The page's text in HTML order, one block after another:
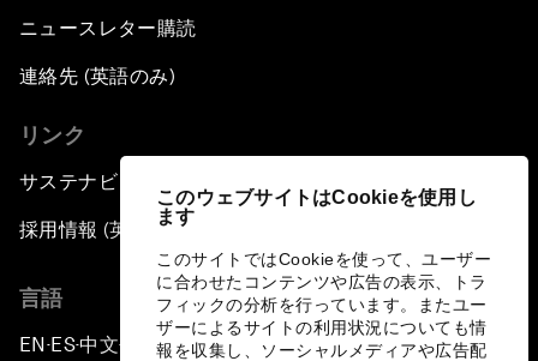
このウェブサイトはCookieを使用し
ます
このサイトではCookieを使って、ユーザー
に合わせたコンテンツや広告の表示、トラ
フィックの分析を行っています。またユー
ザーによるサイトの利用状況についても情
報を収集し、ソーシャルメディアや広告配
ニュースレター購読
連絡先 (英語のみ)
リンク
サステナビリティへの取り組み
採用情報 (英語のみ)
言語
EN ▪ES▪中文▪ 日本語